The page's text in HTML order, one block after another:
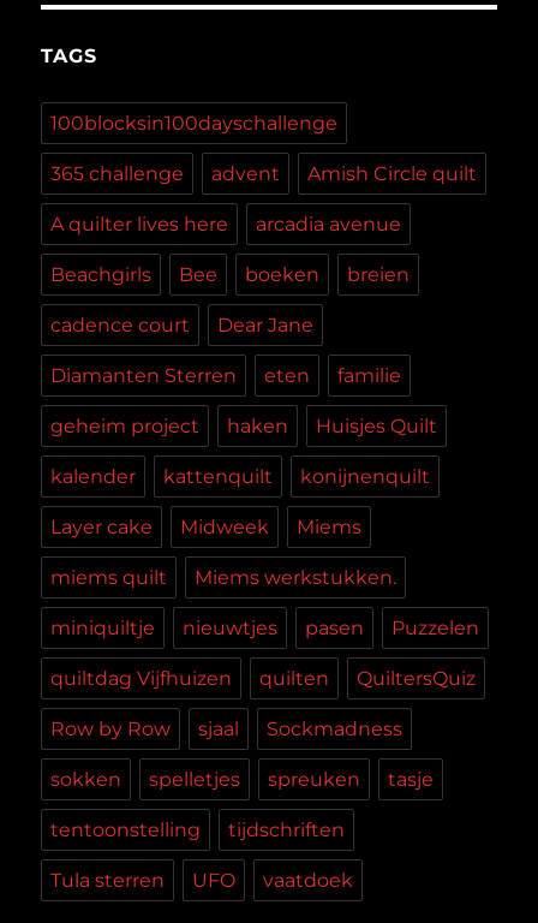
TAGS
100blocksin100dayschallenge
365 challenge advent Amish Circle quilt
A quilter lives here arcadia avenue
Beachgirls Bee boeken breien
cadence court Dear Jane
Diamanten Sterren eten familie
geheim project haken Huisjes Quilt
kalender kattenquilt konijnenquilt
Layer cake Midweek Miems
miems quilt Miems werkstukken.
miniquiltje nieuwtjes pasen Puzzelen
quiltdag Vijfhuizen quilten QuiltersQuiz
Row by Row sjaal Sockmadness
sokken spelletjes spreuken tasje
tentoonstelling tijdschriften
Tula sterren UFO vaatdoek